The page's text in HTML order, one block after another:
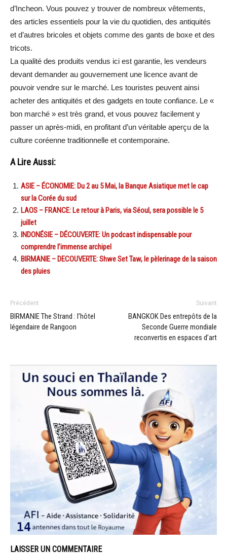
d’Incheon. Vous pouvez y trouver de nombreux vêtements,
des articles essentiels pour la vie du quotidien, des antiquités
et d’autres bricoles et objets comme des gants de boxe et des
tricots.
La qualité des produits vendus ici est garantie, les vendeurs
devant demander au gouvernement une licence avant de
pouvoir vendre sur le marché. Les touristes peuvent ainsi
acheter des antiquités et des gadgets en toute confiance. Le «
bon marché » est très grand, et vous pouvez facilement y
passer un après-midi, en profitant d’un véritable aperçu de la
culture coréenne traditionnelle et contemporaine.
A Lire Aussi:
ASIE – ÉCONOMIE: Du 2 au 5 Mai, la Banque Asiatique met le cap
sur la Corée du sud
LAOS – FRANCE: Le retour à Paris, via Séoul, sera possible le 5
juillet
INDONÉSIE – DÉCOUVERTE: Un podcast indispensable pour
comprendre l’immense archipel
BIRMANIE – DECOUVERTE: Shwe Set Taw, le pèlerinage de la saison
des pluies
Précédent
BIRMANIE The Strand : l’hôtel
légendaire de Rangoon
Suivant
BANGKOK Des entrepôts de la
Seconde Guerre mondiale
reconvertis en espaces d’art
LAISSER UN COMMENTAIRE